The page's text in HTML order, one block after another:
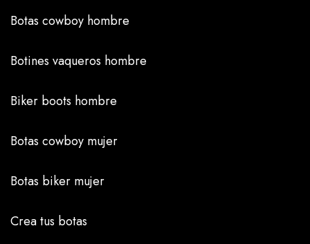
Botas cowboy hombre
Botines vaqueros hombre
Biker boots hombre
Botas cowboy mujer
Botas biker mujer
Crea tus botas